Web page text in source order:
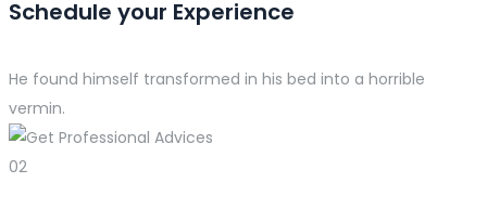
Schedule your Experience
He found himself transformed in his bed into a horrible
vermin.
02